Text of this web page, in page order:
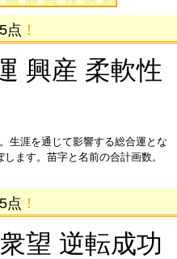
5点 ！
興産 柔軟性
生涯を通じて影響する総合運とな
ます。苗字と名前の合計画数。
5点 ！
望 逆転成功